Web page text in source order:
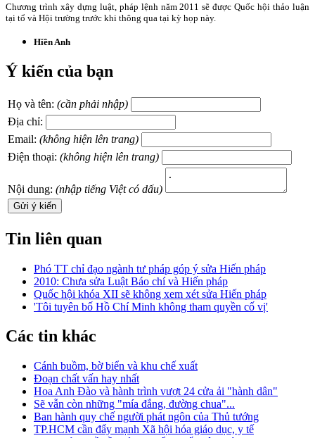
Chương trình xây dựng luật, pháp lệnh năm 2011 sẽ được Quốc hội thảo luận
tại tổ và Hội trường trước khi thông qua tại kỳ họp này.
Hiền Anh
Ý kiến của bạn
Họ và tên: (cần phải nhập)
Địa chỉ:
Email: (không hiện lên trang)
Điện thoại: (không hiện lên trang)
Nội dung: (nhập tiếng Việt có dấu)
Tin liên quan
Phó TT chỉ đạo ngành tư pháp góp ý sửa Hiến pháp
2010: Chưa sửa Luật Báo chí và Hiến pháp
Quốc hội khóa XII sẽ không xem xét sửa Hiến pháp
'Tôi tuyên bố Hồ Chí Minh không tham quyền cố vị'
Các tin khác
Cánh buồm, bờ biển và khu chế xuất
Đoạn chất vấn hay nhất
Hoa Anh Đào và hành trình vượt 24 cửa ải "hành dân"
Sẽ vẫn còn những "mía đắng, đường chua"...
Ban hành quy chế người phát ngôn của Thủ tướng
TP.HCM cần đẩy mạnh Xã hội hóa giáo dục, y tế